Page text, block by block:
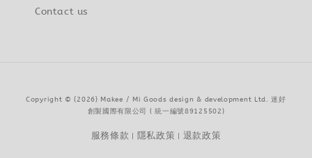
Contact us
Copyright © {2026} Makee / Mi Goods design & development Ltd. 迷好
創製國際有限公司 ( 統一編號89125502)
服務條款 隱私政策 退款政策